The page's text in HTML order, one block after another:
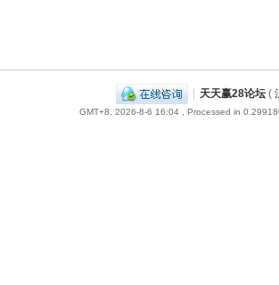
| 天天赢28论坛 (
GMT+8, 2026-8-6 16:04 , Processed in